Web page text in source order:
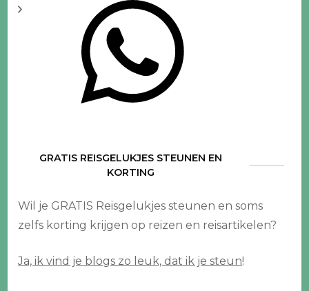
GRATIS REISGELUKJES STEUNEN EN
KORTING
Wil je GRATIS Reisgelukjes steunen en soms
zelfs korting krijgen op reizen en reisartikelen?
Ja, ik vind je blogs zo leuk, dat ik je steun!